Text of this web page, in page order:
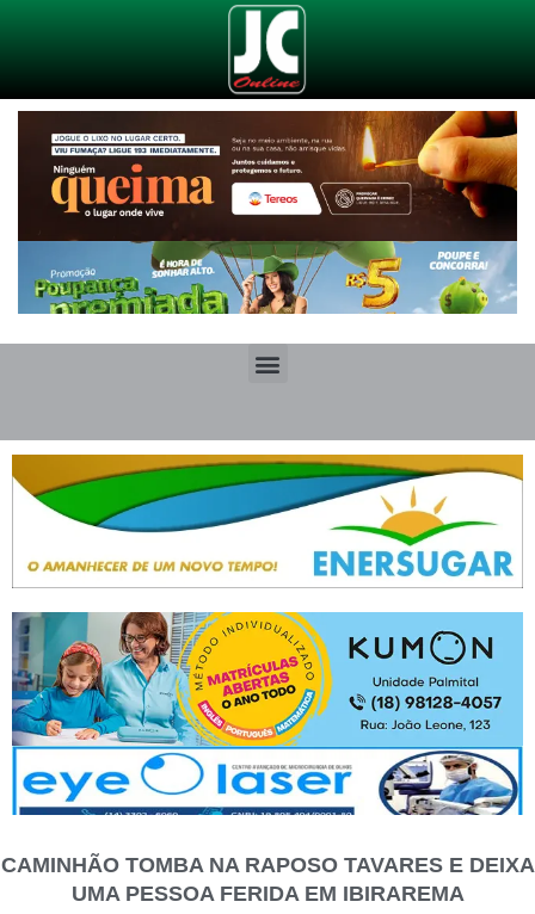
CAMINHÃO TOMBA NA RAPOSO TAVARES E DEIXA
UMA PESSOA FERIDA EM IBIRAREMA